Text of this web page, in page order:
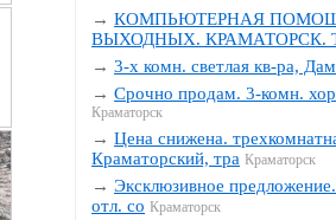
→КОМПЬЮТЕРНАЯ
ВЫХОДНЫХ. КРАМАТОРСК.
→3-х комн. светлая кв-ра,
→Срочно продам. 3-комн.
Краматорск
→Цена снижена.
Краматорский, тра Краматорск
→Эксклюзивное
отл. со Краматорск